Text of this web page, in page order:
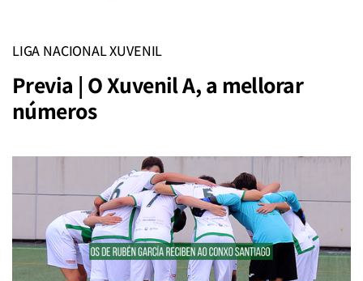
LIGA NACIONAL XUVENIL
Previa | O Xuvenil A, a mellorar
números